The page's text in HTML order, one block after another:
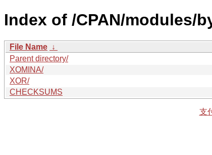
Index of /CPAN/modules/
File Name ↓
Parent directory/
XOMINA/
XOR/
CHECKSUMS
支